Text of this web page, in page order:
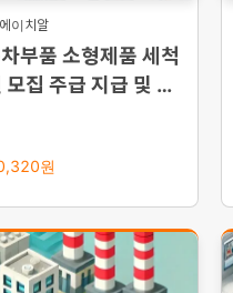
이치알
부품 소형제품 세척
집 주급 지급 및 즉
원